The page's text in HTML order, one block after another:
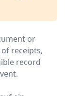
or
receipts,
record